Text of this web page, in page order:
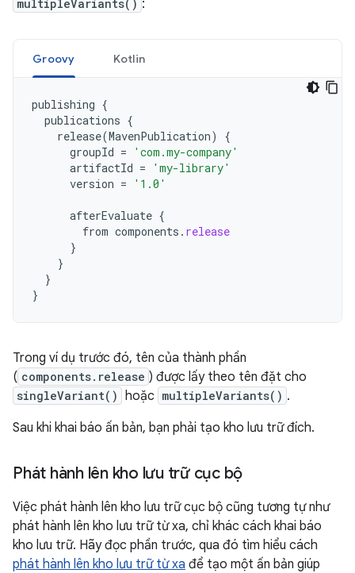
multipleVariants() :
Groovy Kotlin
publishing {
publications {
release(MavenPublication)
{
groupId =
'com.my-company'
artifactId =
'my-library'
version = '1.0'
afterEvaluate {
from components . release
}
}
}
}
Trong ví dụ trước đó, tên của thành phần
( components.release ) được lấy theo tên đặt cho
singleVariant() hoặc multipleVariants() .
Sau khi khai báo ấn bản, bạn phải tạo kho lưu trữ đích.
Phát hành lên kho lưu trữ cục bộ
Việc phát hành lên kho lưu trữ cục bộ cũng tương tự như
phát hành lên kho lưu trữ từ xa, chỉ khác cách khai báo
kho lưu trữ. Hãy đọc phần trước, qua đó tìm hiểu cách
phát hành lên kho lưu trữ từ xa để tạo một ấn bản giúp